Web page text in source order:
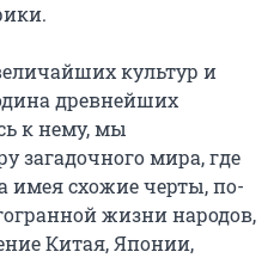
культур и
древнейших
к нему, мы
загадочного мира, где
имея схожие черты, по-
жизни народов,
Китая, Японии,